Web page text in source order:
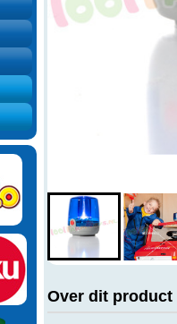
Over dit product